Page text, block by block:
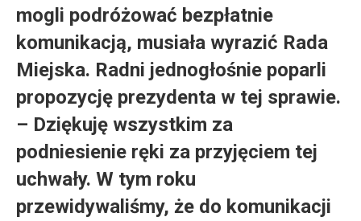
mogli podróżować bezpłatnie
komunikacją, musiała wyrazić Rada
Miejska. Radni jednogłośnie poparli
propozycję prezydenta w tej sprawie.
– Dziękuję wszystkim za
podniesienie ręki za przyjęciem tej
uchwały. W tym roku
przewidywaliśmy, że do komunikacji